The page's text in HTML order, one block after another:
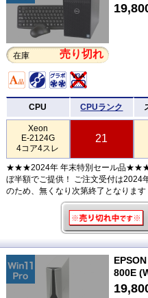
在庫 売り切れ
CPU CPUランク
Xeon
E-2124G
4コア4スレ
21
★★★2024年 年末特別セール品★★★
ぼ半額でご提供！ ご注文受付は2024
のため、無くなり次第終了となります
800E